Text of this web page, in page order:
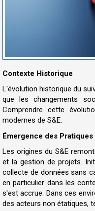
Contexte Historique
L'évolution historique du
que les changements
Comprendre cette
modernes de S&E.
Émergence des Pratiques
Les origines du S&E
et la gestion de projets.
collecte de données sans
en particulier dans les
s'est accrue. Dans ces
des acteurs non étatiques,